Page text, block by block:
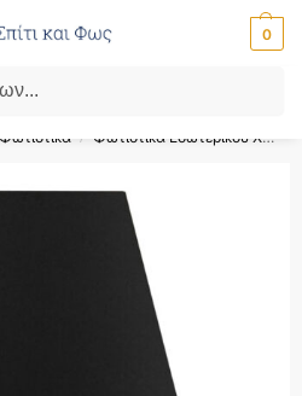
0
με τον κωδικό ‘SPRING’!
Φωτιστικά / Φωτιστικά Εσωτερικού Χώρου